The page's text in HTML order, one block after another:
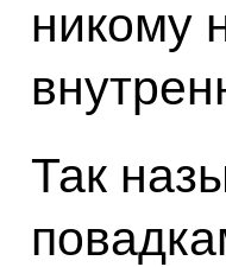
никому
Так